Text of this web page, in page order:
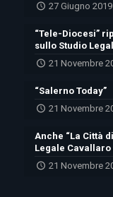
27 Giugno 2019
“Tele-Diocesi”
sullo Studio
21 Novembre
“Salerno Today”
21 Novembre
Anche “La Città
Legale
21 Novembre